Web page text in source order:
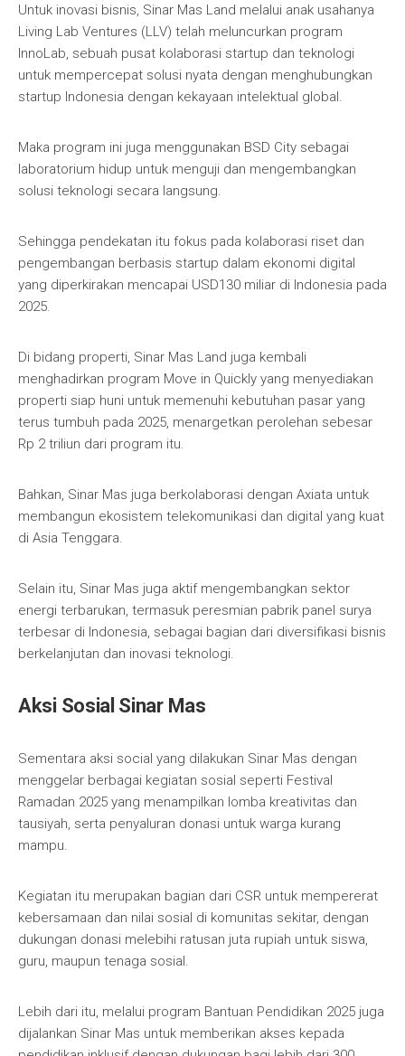
Untuk inovasi bisnis, Sinar Mas Land melalui anak usahanya
Living Lab Ventures (LLV) telah meluncurkan program
InnoLab, sebuah pusat kolaborasi startup dan teknologi
untuk mempercepat solusi nyata dengan menghubungkan
startup Indonesia dengan kekayaan intelektual global.
Maka program ini juga menggunakan BSD City sebagai
laboratorium hidup untuk menguji dan mengembangkan
solusi teknologi secara langsung.
Sehingga pendekatan itu fokus pada kolaborasi riset dan
pengembangan berbasis startup dalam ekonomi digital
yang diperkirakan mencapai USD130 miliar di Indonesia pada
2025.
Di bidang properti, Sinar Mas Land juga kembali
menghadirkan program Move in Quickly yang menyediakan
properti siap huni untuk memenuhi kebutuhan pasar yang
terus tumbuh pada 2025, menargetkan perolehan sebesar
Rp 2 triliun dari program itu.
Bahkan, Sinar Mas juga berkolaborasi dengan Axiata untuk
membangun ekosistem telekomunikasi dan digital yang kuat
di Asia Tenggara.
Selain itu, Sinar Mas juga aktif mengembangkan sektor
energi terbarukan, termasuk peresmian pabrik panel surya
terbesar di Indonesia, sebagai bagian dari diversifikasi bisnis
berkelanjutan dan inovasi teknologi.
Aksi Sosial Sinar Mas
Sementara aksi social yang dilakukan Sinar Mas dengan
menggelar berbagai kegiatan sosial seperti Festival
Ramadan 2025 yang menampilkan lomba kreativitas dan
tausiyah, serta penyaluran donasi untuk warga kurang
mampu.
Kegiatan itu merupakan bagian dari CSR untuk mempererat
kebersamaan dan nilai sosial di komunitas sekitar, dengan
dukungan donasi melebihi ratusan juta rupiah untuk siswa,
guru, maupun tenaga sosial.
Lebih dari itu, melalui program Bantuan Pendidikan 2025 juga
dijalankan Sinar Mas untuk memberikan akses kepada